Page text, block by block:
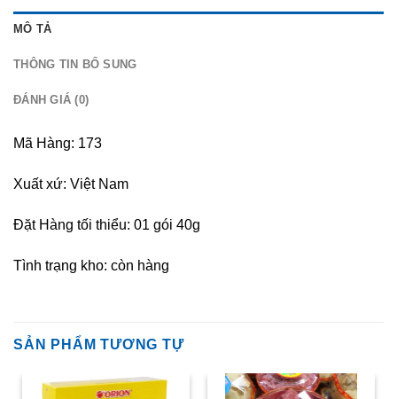
MÔ TẢ
THÔNG TIN BỔ SUNG
ĐÁNH GIÁ (0)
Mã Hàng: 173
Xuất xứ: Việt Nam
Đặt Hàng tối thiểu: 01 gói 40g
Tình trạng kho: còn hàng
SẢN PHẨM TƯƠNG TỰ